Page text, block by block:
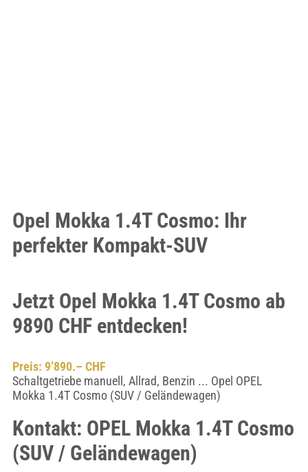
Opel Mokka 1.4T Cosmo: Ihr
perfekter Kompakt-SUV
Jetzt Opel Mokka 1.4T Cosmo ab
9890 CHF entdecken!
Preis: 9’890.– CHF
Schaltgetriebe manuell, Allrad, Benzin ... Opel OPEL
Mokka 1.4T Cosmo (SUV / Geländewagen)
Kontakt: OPEL Mokka 1.4T Cosmo
(SUV / Geländewagen)